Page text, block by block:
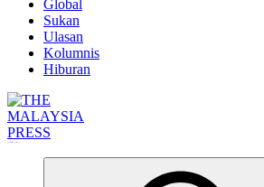
Global
Sukan
Ulasan
Kolumnis
Hiburan